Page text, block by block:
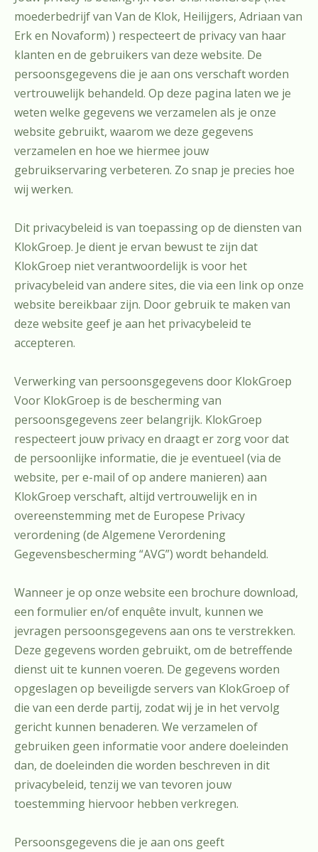
moederbedrijf van Van de Klok, Heilijgers, Adriaan van
Erk en Novaform) ) respecteert de privacy van haar
klanten en de gebruikers van deze website. De
persoonsgegevens die je aan ons verschaft worden
vertrouwelijk behandeld. Op deze pagina laten we je
weten welke gegevens we verzamelen als je onze
website gebruikt, waarom we deze gegevens
verzamelen en hoe we hiermee jouw
gebruikservaring verbeteren. Zo snap je precies hoe
wij werken.
Dit privacybeleid is van toepassing op de diensten van
KlokGroep. Je dient je ervan bewust te zijn dat
KlokGroep niet verantwoordelijk is voor het
privacybeleid van andere sites, die via een link op onze
website bereikbaar zijn. Door gebruik te maken van
deze website geef je aan het privacybeleid te
accepteren.
Verwerking van persoonsgegevens door KlokGroep
Voor KlokGroep is de bescherming van
persoonsgegevens zeer belangrijk. KlokGroep
respecteert jouw privacy en draagt er zorg voor dat
de persoonlijke informatie, die je eventueel (via de
website, per e-mail of op andere manieren) aan
KlokGroep verschaft, altijd vertrouwelijk en in
overeenstemming met de Europese Privacy
verordening (de Algemene Verordening
Gegevensbescherming “AVG”) wordt behandeld.
Wanneer je op onze website een brochure download,
een formulier en/of enquête invult, kunnen we
jevragen persoonsgegevens aan ons te verstrekken.
Deze gegevens worden gebruikt, om de betreffende
dienst uit te kunnen voeren. De gegevens worden
opgeslagen op beveiligde servers van KlokGroep of
die van een derde partij, zodat wij je in het vervolg
gericht kunnen benaderen. We verzamelen of
gebruiken geen informatie voor andere doeleinden
dan, de doeleinden die worden beschreven in dit
privacybeleid, tenzij we van tevoren jouw
toestemming hiervoor hebben verkregen.
Persoonsgegevens die je aan ons geeft